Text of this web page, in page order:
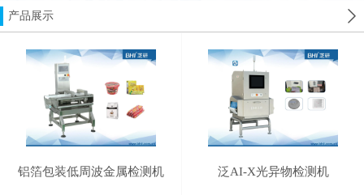
产品展示
铝箔包装低周波金属检测机 泛AI-X光异物检测机